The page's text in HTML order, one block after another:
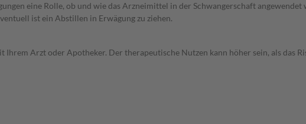
eine Rolle, ob und wie das Arzneimittel in der Schwangerschaft angewendet
ist ein Abstillen in Erwägung zu ziehen.
Arzt oder Apotheker. Der therapeutische Nutzen kann höher sein, als das